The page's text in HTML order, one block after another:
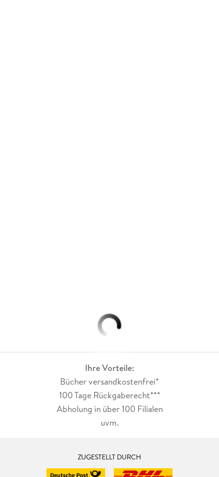
Ihre Vorteile:
Bücher versandkostenfrei*
100 Tage Rückgaberecht***
Abholung in über 100 Filialen
uvm.
ZUGESTELLT DURCH